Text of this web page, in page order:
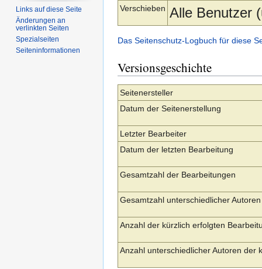
Verschieben Alle Benutzer
Das Seitenschutz-Logbuch für diese
Versionsgeschichte
Seitenersteller
Datum der Seitenerstellung
Letzter Bearbeiter
Datum der letzten Bearbeitung
Gesamtzahl der Bearbeitungen
Gesamtzahl unterschiedlicher Autoren
Anzahl der kürzlich erfolgten
Anzahl unterschiedlicher Autoren der
Links auf diese Seite
Änderungen an
verlinkten Seiten
Spezialseiten
Seiten­­informationen